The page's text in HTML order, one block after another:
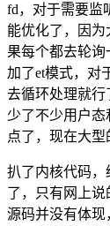
fd，对于需要监
能优化了，因
果每个都去轮询
加了et模式，对
去循环处理就行
少了不少用户
点了，现在大型
扒了内核代码，
了，只有网上说
源码并没有体现